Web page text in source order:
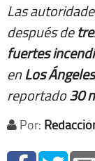
Las
después de
fuertes
enLos Ángeles
reportado30
Por: